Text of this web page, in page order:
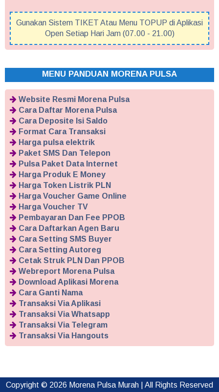
Gunakan Sistem TIKET Atau Menu TOPUP di Aplikasi
Open Setiap Hari Jam (07.00 - 21.00)
MENU PANDUAN MORENA PULSA
Website Resmi Morena Pulsa
Cara Daftar Morena Pulsa
Cara Deposite Isi Saldo
Format Cara Transaksi
Harga pulsa elektrik
Paket SMS Dan Telepon
Pulsa Paket Data Internet
Harga Produk E Money
Harga Token Listrik PLN
Harga Voucher Game Online
Harga Voucher TV
Pembayaran Dan Fee PPOB
Cara Daftarkan Agen Baru
Cara Setting SMS Buyer
Cara Setting Autoreg
Cetak Struk PLN Dan PPOB
Webreport Morena Pulsa
Download Aplikasi Morena
Cara Ganti Nama
Transaksi Via Aplikasi
Transaksi Via Whatsapp
Transaksi Via Telegram
Transaksi Via Hangouts
Copyright © 2026 Morena Pulsa Murah | All Rights Reserved